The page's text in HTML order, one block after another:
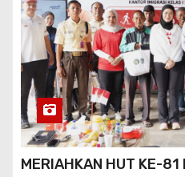
MERIAHKAN HUT KE-81